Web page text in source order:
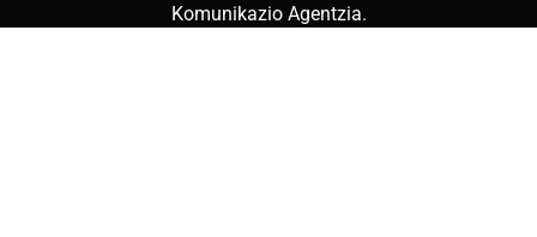
Komunikazio Agentzia.